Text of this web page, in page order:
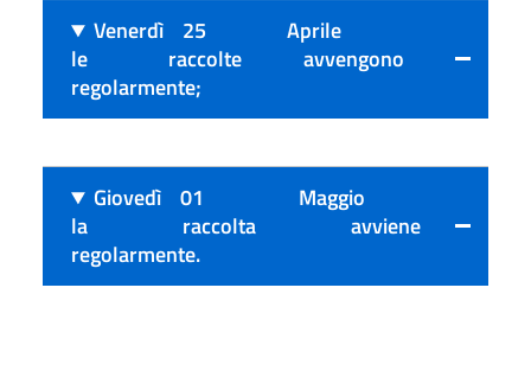
Venerdì 25 Aprile
le raccolte avvengono
regolarmente;
Giovedì 01 Maggio
la raccolta avviene
regolarmente.